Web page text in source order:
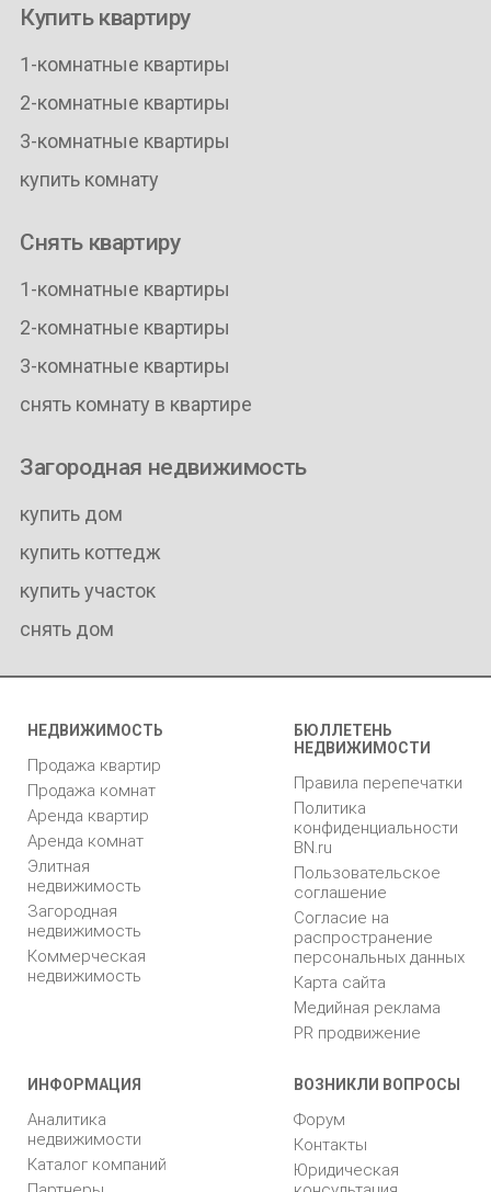
Купить квартиру
1-комнатные квартиры
2-комнатные квартиры
3-комнатные квартиры
купить комнату
Снять квартиру
1-комнатные квартиры
2-комнатные квартиры
3-комнатные квартиры
снять комнату в квартире
Загородная недвижимость
купить дом
купить коттедж
купить участок
снять дом
НЕДВИЖИМОСТЬ
Продажа квартир
Продажа комнат
Аренда квартир
Аренда комнат
Элитная
недвижимость
Загородная
недвижимость
Коммерческая
недвижимость
БЮЛЛЕТЕНЬ
НЕДВИЖИМОСТИ
Правила перепечатки
Политика
конфиденциальности
BN.ru
Пользовательское
соглашение
Согласие на
распространение
персональных данных
Карта сайта
Медийная реклама
PR продвижение
ИНФОРМАЦИЯ
Аналитика
недвижимости
Каталог компаний
ВОЗНИКЛИ ВОПРОСЫ
Форум
Контакты
Юридическая